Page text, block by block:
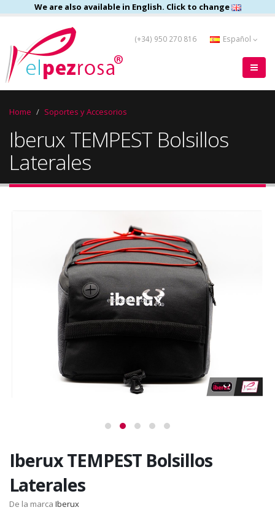
We are also available in English. Click to change
(+34) 950 270 816 Español
Home Soportes y Accesorios
Iberux TEMPEST Bolsillos
Laterales
Iberux TEMPEST Bolsillos
Laterales
De la marca Iberux